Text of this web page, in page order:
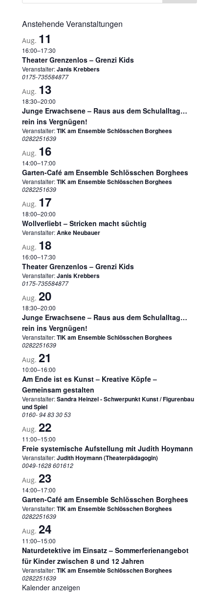
Anstehende Veranstaltungen
Aug. 11
16:00–17:30
Theater Grenzenlos – Grenzi Kids
Veranstalter:Janis Krebbers
0175-735584877
Aug. 13
18:30–20:00
Junge Erwachsene – Raus aus dem Schulalltag…
rein ins Vergnügen!
Veranstalter:TIK am Ensemble Schlösschen Borghees
0282251639
Aug. 16
14:00–17:00
Garten-Café am Ensemble Schlösschen Borghees
Veranstalter:TIK am Ensemble Schlösschen Borghees
0282251639
Aug. 17
18:00–20:00
Wollverliebt – Stricken macht süchtig
Veranstalter:Anke Neubauer
Aug. 18
16:00–17:30
Theater Grenzenlos – Grenzi Kids
Veranstalter:Janis Krebbers
0175-735584877
Aug. 20
18:30–20:00
Junge Erwachsene – Raus aus dem Schulalltag…
rein ins Vergnügen!
Veranstalter:TIK am Ensemble Schlösschen Borghees
0282251639
Aug. 21
10:00–16:00
Am Ende ist es Kunst – Kreative Köpfe –
Gemeinsam gestalten
Veranstalter:Sandra Heinzel - Schwerpunkt Kunst / Figurenbau
und Spiel
0160- 94 83 30 53
Aug. 22
11:00–15:00
Freie systemische Aufstellung mit Judith Hoymann
Veranstalter:Judith Hoymann (Theaterpädagogin)
0049-1628 601612
Aug. 23
14:00–17:00
Garten-Café am Ensemble Schlösschen Borghees
Veranstalter:TIK am Ensemble Schlösschen Borghees
0282251639
Aug. 24
11:00–15:00
Naturdetektive im Einsatz – Sommerferienangebot
für Kinder zwischen 8 und 12 Jahren
Veranstalter:TIK am Ensemble Schlösschen Borghees
0282251639
Kalender anzeigen